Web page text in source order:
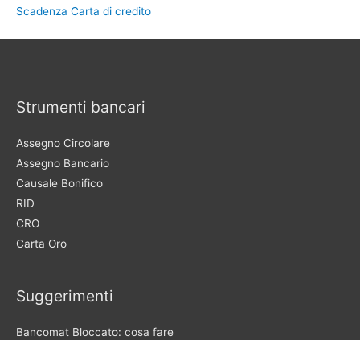
Scadenza Carta di credito
Strumenti bancari
Assegno Circolare
Assegno Bancario
Causale Bonifico
RID
CRO
Carta Oro
Suggerimenti
Bancomat Bloccato: cosa fare